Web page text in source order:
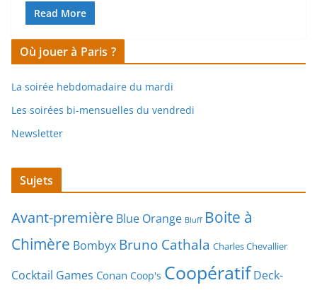
Read More
Où jouer à Paris ?
La soirée hebdomadaire du mardi
Les soirées bi-mensuelles du vendredi
Newsletter
Sujets
Avant-première Blue Orange Bluff Boite à
Chimère Bombyx Bruno Cathala Charles Chevallier
Cocktail Games Conan Coop's Coopératif Deck-